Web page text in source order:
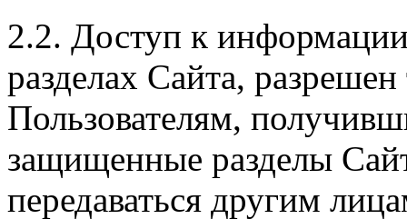
2.2. Доступ к
разделах Сайта,
Пользователям,
защищенные разделы
передаваться другим